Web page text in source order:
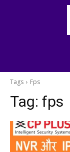
Tags Fps
Tag: fps